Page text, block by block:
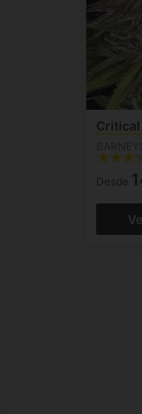
Critical
Desde